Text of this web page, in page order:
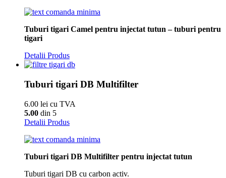
Tuburi tigari Camel pentru injectat tutun – tuburi pentru
tigari
Detalii Produs
Tuburi tigari DB Multifilter
6.00 lei cu TVA
5.00 din 5
Detalii Produs
Tuburi tigari DB Multifilter pentru injectat tutun
Tuburi tigari DB cu carbon activ.